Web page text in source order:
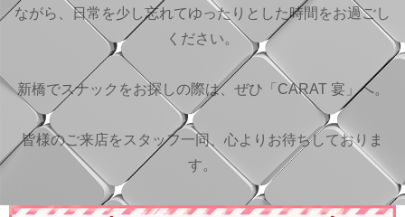
ながら、日常を少し忘れてゆったりとした時間をお過ごし
ください。
新橋でスナックをお探しの際は、ぜひ「CARAT 宴」へ。
皆様のご来店をスタッフ一同、心よりお待ちしておりま
す。